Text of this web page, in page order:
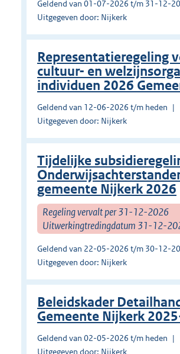
Geldend van 01-07-2026 t/m 31-12-
Uitgegeven door: Nijkerk
Representatieregeling
cultuur- en
individuen 2026
Geldend van 12-06-2026 t/m heden
Uitgegeven door: Nijkerk
Tijdelijke
gemeente Nijkerk 2026
Regeling vervalt per 31-12-2026
Uitwerkingtredingdatum 31-12-
Geldend van 22-05-2026 t/m 30-12-
Uitgegeven door: Nijkerk
Beleidskader
Gemeente Nijkerk
Geldend van 02-05-2026 t/m heden